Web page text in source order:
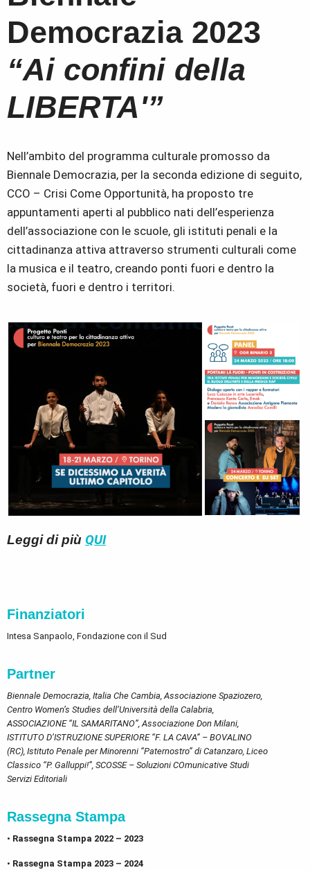
Finanziatori
Intesa Sanpaolo, Fondazione con il Sud
Partner
Biennale Democrazia, Italia Che Cambia, Associazione Spaziozero,
Centro Women’s Studies dell’Università della Calabria,
ASSOCIAZIONE “IL SAMARITANO”, Associazione Don Milani,
ISTITUTO D’ISTRUZIONE SUPERIORE “F. LA CAVA” – BOVALINO
(RC), Istituto Penale per Minorenni “Paternostro” di Catanzaro, Liceo
Classico “P. Galluppi!”, SCOSSE – Soluzioni COmunicative Studi
Servizi Editoriali
Rassegna Stampa
• Rassegna Stampa 2022 – 2023
• Rassegna Stampa 2023 – 2024
Democrazia 2023
“Ai confini della
LIBERTA'”
Nell’ambito del programma culturale promosso da
Biennale Democrazia, per la seconda edizione di seguito,
CCO – Crisi Come Opportunità, ha proposto tre
appuntamenti aperti al pubblico nati dell’esperienza
dell’associazione con le scuole, gli istituti penali e la
cittadinanza attiva attraverso strumenti culturali come
la musica e il teatro, creando ponti fuori e dentro la
società, fuori e dentro i territori.
Leggi di più QUI